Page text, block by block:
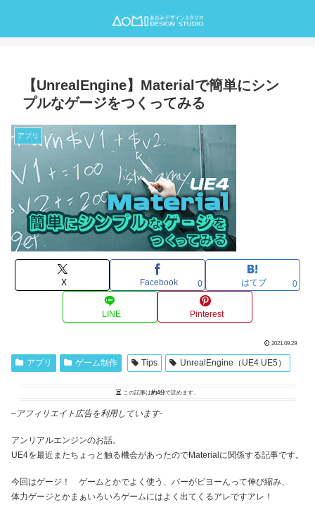
【UnrealEngine】Materialで簡単にシン
プルなゲージをつくってみる
アプリ
X Facebook 0 はてブ 0
LINE Pinterest
2021.09.29
アプリ ゲーム制作 Tips UnrealEngine（UE4 UE5）
この記事は約4分で読めます。
– アフィリエイト広告を利用しています-
アンリアルエンジンのお話。
UE4を最近またちょっと触る機会があったのでMaterialに関係する記事です。
今回はゲージ！ ゲームとかでよく使う、バーがビヨーんって伸び縮み、
体力ゲージとかまぁいろいろゲームにはよく出てくるアレですアレ！